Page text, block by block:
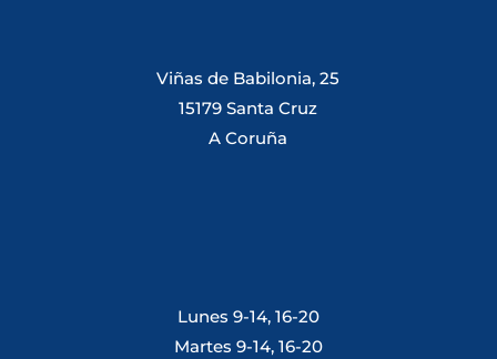
Viñas de Babilonia, 25
15179 Santa Cruz
A Coruña
Lunes 9-14, 16-20
Martes 9-14, 16-20